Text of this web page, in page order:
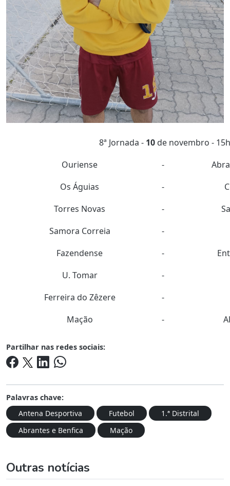
8ª Jornada - 10de novembro - 15h
Ouriense
-
Os Águias
-
Torres Novas
-
Samora Correia
-
Fazendense
-
U. Tomar
-
Ferreira do Zêzere
-
Mação
-
Partilhar nas redes sociais:
Palavras chave:
Antena Desportiva
Futebol
1.ª Distrital
Abrantes e Benfica
Mação
Outras notícias